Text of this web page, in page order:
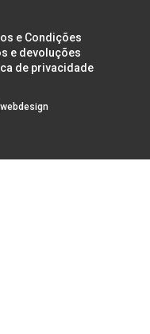
e Condições
e devoluções
de privacidade
webdesign